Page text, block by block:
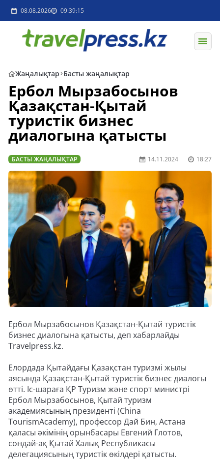
08.08.2026 09:39:15
Жаңалықтар Басты жаңалықтар
Ербол Мырзабосынов
Қазақстан-Қытай
туристік бизнес
диалогына қатысты
БАСТЫ ЖАҢАЛЫҚТАР 14.11.2024 18:27
Ербол Мырзабосынов Қазақстан-Қытай туристік
бизнес диалогына қатысты, деп хабарлайды
Travelpress.kz.
Елордада Қытайдағы Қазақстан туризмі жылы
аясында Қазақстан-Қытай туристік бизнес диалогы
өтті. Іс-шараға ҚР Туризм және спорт министрі
Ербол Мырзабосынов, Қытай туризм
академиясының президенті (China
TourismAcademy), профессор Дай Бин, Астана
қаласы әкімінің орынбасары Евгений Глотов,
сондай-ақ Қытай Халық Республикасы
делегациясының туристік өкілдері қатысты.